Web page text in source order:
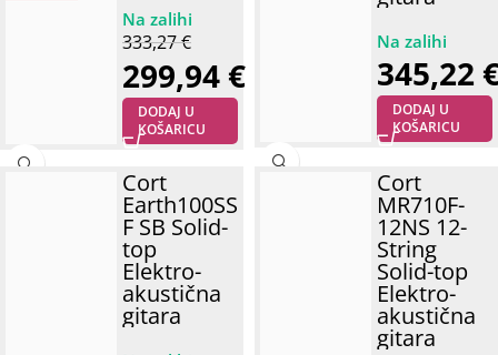
333,27€
299,94 €
DODAJ U
KOŠARICU
345,22
DODAJ U
KOŠARICU
Cort
Earth100SS
F SB Solid-
top
Elektro-
akustična
gitara
Cort
MR710F-
12NS 12-
String
Solid-top
Elektro-
akustična
gitara